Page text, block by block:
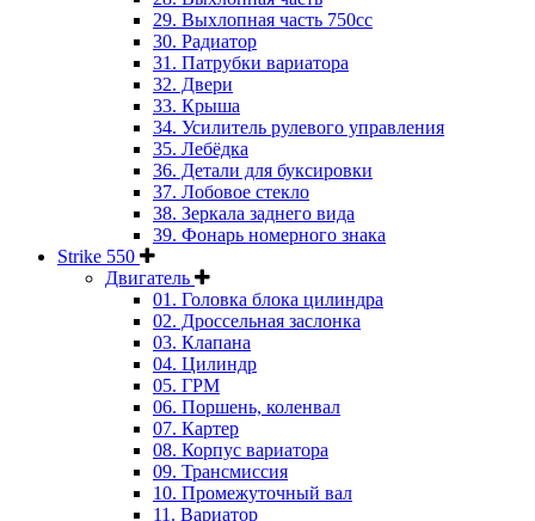
29. Выхлопная часть 750cc
30. Радиатор
31. Патрубки вариатора
32. Двери
33. Крыша
34. Усилитель рулевого управления
35. Лебёдка
36. Детали для буксировки
37. Лобовое стекло
38. Зеркала заднего вида
39. Фонарь номерного знака
Strike 550
Двигатель
01. Головка блока цилиндра
02. Дроссельная заслонка
03. Клапана
04. Цилиндр
05. ГРМ
06. Поршень, коленвал
07. Картер
08. Корпус вариатора
09. Трансмиссия
10. Промежуточный вал
11. Вариатор